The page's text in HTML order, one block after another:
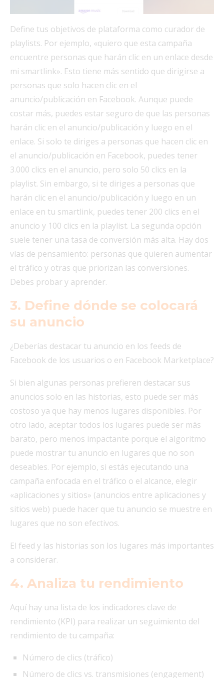
Define tus objetivos de plataforma como curador de
playlists. Por ejemplo, «quiero que esta campaña
encuentre personas que harán clic en un enlace desde
mi smartlink». Esto tiene más sentido que dirigirse a
personas que solo hacen clic en el
anuncio/publicación en Facebook. Aunque puede
costar más, puedes estar seguro de que las personas
harán clic en el anuncio/publicación y luego en el
enlace. Si solo te diriges a personas que hacen clic en
el anuncio/publicación en Facebook, puedes tener
3.000 clics en el anuncio, pero solo 50 clics en la
playlist. Sin embargo, si te diriges a personas que
harán clic en el anuncio/publicación y luego en un
enlace en tu smartlink, puedes tener 200 clics en el
anuncio y 100 clics en la playlist. La segunda opción
suele tener una tasa de conversión más alta. Hay dos
vías de pensamiento: personas que quieren aumentar
el tráfico y otras que priorizan las conversiones.
Debes probar y aprender.
3. Define dónde se colocará
su anuncio
¿Deberías destacar tu anuncio en los feeds de
Facebook de los usuarios o en Facebook Marketplace?
Si bien algunas personas prefieren destacar sus
anuncios solo en las historias, esto puede ser más
costoso ya que hay menos lugares disponibles. Por
otro lado, aceptar todos los lugares puede ser más
barato, pero menos impactante porque el algoritmo
puede mostrar tu anuncio en lugares que no son
deseables. Por ejemplo, si estás ejecutando una
campaña enfocada en el tráfico o el alcance, elegir
«aplicaciones y sitios» (anuncios entre aplicaciones y
sitios web) puede hacer que tu anuncio se muestre en
lugares que no son efectivos.
El feed y las historias son los lugares más importantes
a considerar.
4. Analiza tu rendimiento
Aquí hay una lista de los indicadores clave de
rendimiento (KPI) para realizar un seguimiento del
rendimiento de tu campaña:
Número de clics (tráfico)
Número de clics vs. transmisiones (engagement)